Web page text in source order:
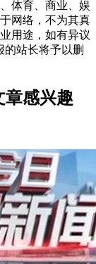
体育、商业、娱
网络，不为其真
用途，如有异议
的站长将予以删
章感兴趣